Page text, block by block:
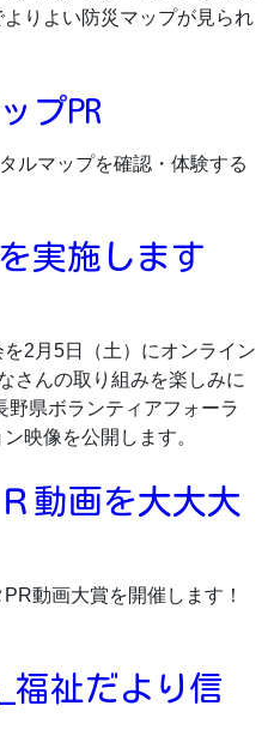
りよい防災マップが見られ
プPR
ルマップを確認・体験する
実施します
2月5日（土）にオンライン
さんの取り組みを楽しみに
野県ボランティアフォーラ
映像を公開します。
動画を大大大
動画大賞を開催します！
福祉だより信